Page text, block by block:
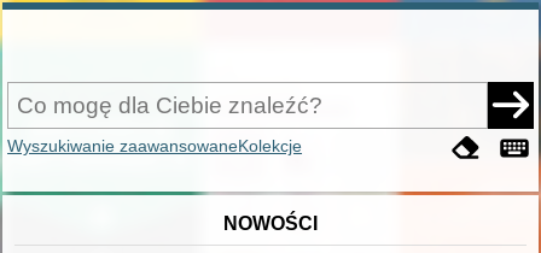
Wyszukiwanie zaawansowaneKolekcje
NOWOŚCI